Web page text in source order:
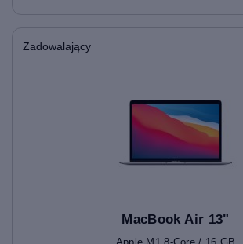
Zadowalający
MacBook Air 13"